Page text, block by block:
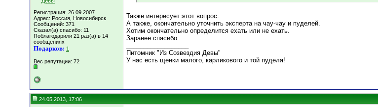
Регистрация: 26.09.2007
Адрес: Россия, Новосибирск
Сообщений: 371
Сказал(а) спасибо: 11
Поблагодарили 21 раз(а) в 14
сообщениях
Подарков: 1
Вес репутации: 72
Также интересует этот вопрос.
А также, окончательно уточнить эксперта на чау-чау и пуделей.
Хотим окончательно определится ехать или не ехать.
Заранее спасибо.
Питомник "Из Созвездия Девы"
У нас есть щенки малого, карликового и той пуделя!
24.05.2013, 17:06